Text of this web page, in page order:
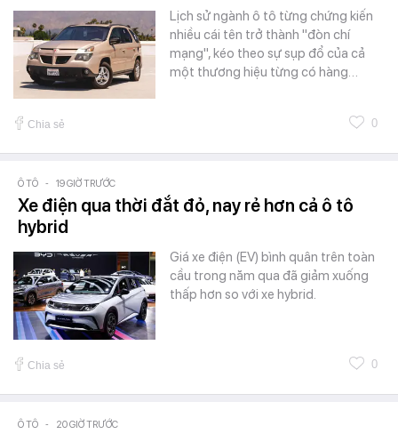
Lịch sử ngành ô tô từng chứng kiến
nhiều cái tên trở thành "đòn chí
mạng", kéo theo sự sụp đổ của cả
một thương hiệu từng có hàng…
Chia sẻ 0
Ô TÔ - 19 GIỜ TRƯỚC
Xe điện qua thời đắt đỏ, nay rẻ hơn cả ô tô
hybrid
Giá xe điện (EV) bình quân trên toàn
cầu trong năm qua đã giảm xuống
thấp hơn so với xe hybrid.
Chia sẻ 0
Ô TÔ - 20 GIỜ TRƯỚC